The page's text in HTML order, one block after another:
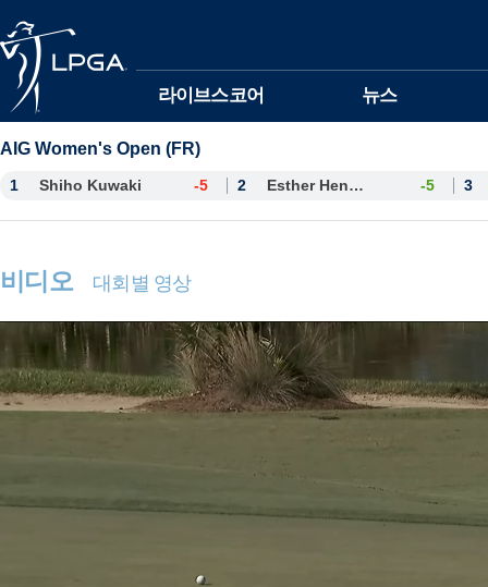
라이브스코어 뉴스
AIG Women's Open (FR)
1 Shiho Kuwaki -5 2 Esther Henseleit -5 3
비디오 대회별 영상